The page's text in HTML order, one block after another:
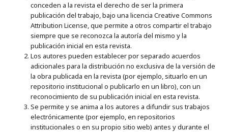
conceden a la revista el derecho de ser la primera
publicación del trabajo, bajo una licencia Creative Commons
Attribution License, que permite a otros compartir el trabajo
siempre que se reconozca la autoría del mismo y la
publicación inicial en esta revista.
Los autores pueden establecer por separado acuerdos
adicionales para la distribución no exclusiva de la versión de
la obra publicada en la revista (por ejemplo, situarlo en un
repositorio institucional o publicarlo en un libro), con un
reconocimiento de su publicación inicial en esta revista.
Se permite y se anima a los autores a difundir sus trabajos
electrónicamente (por ejemplo, en repositorios
institucionales o en su propio sitio web) antes y durante el